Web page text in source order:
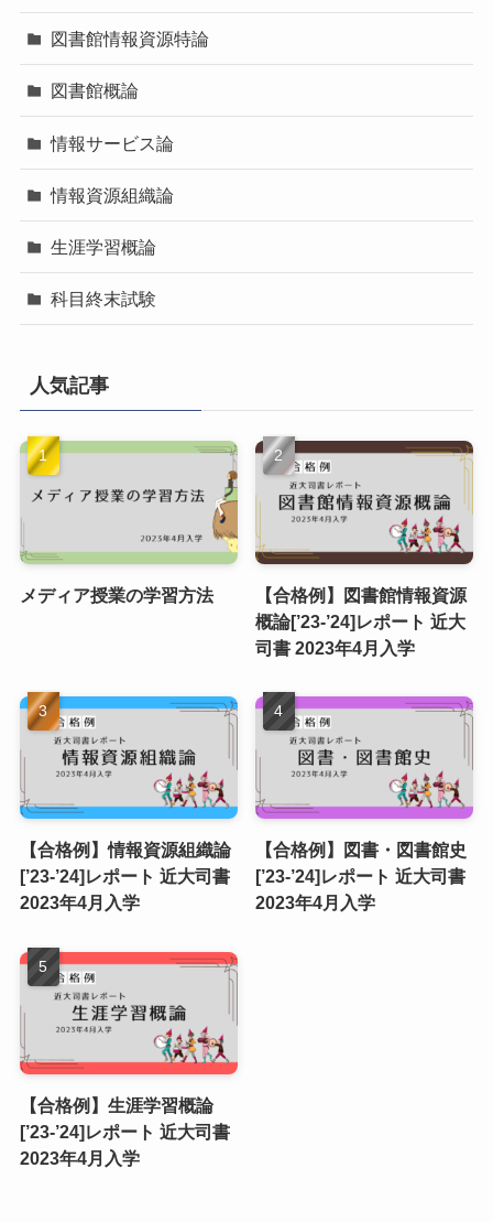
図書館情報資源特論
図書館概論
情報サービス論
情報資源組織論
生涯学習概論
科目終末試験
人気記事
メディア授業の学習方法
【合格例】図書館情報資源
概論[’23-’24]レポート 近大
司書 2023年4月入学
【合格例】情報資源組織論
[’23-’24]レポート 近大司書
2023年4月入学
【合格例】図書・図書館史
[’23-’24]レポート 近大司書
2023年4月入学
【合格例】生涯学習概論
[’23-’24]レポート 近大司書
2023年4月入学